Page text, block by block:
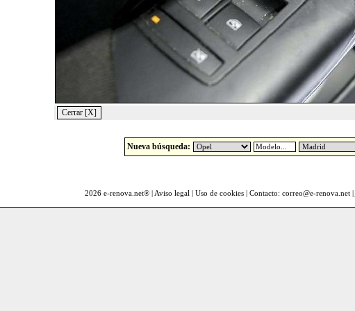
Nueva búsqueda:
2026 e-renova.net® | Aviso legal Uso de cookies| Contacto: correo@e-renova.net |